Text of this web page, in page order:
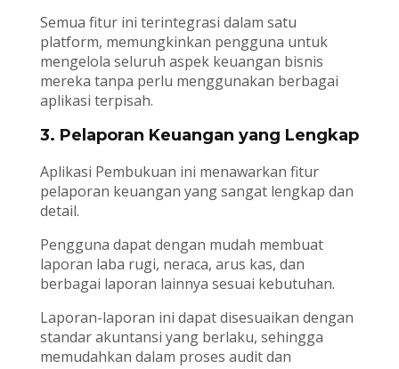
Semua fitur ini terintegrasi dalam satu
platform, memungkinkan pengguna untuk
mengelola seluruh aspek keuangan bisnis
mereka tanpa perlu menggunakan berbagai
aplikasi terpisah.
3. Pelaporan Keuangan yang Lengkap
Aplikasi Pembukuan ini menawarkan fitur
pelaporan keuangan yang sangat lengkap dan
detail.
Pengguna dapat dengan mudah membuat
laporan laba rugi, neraca, arus kas, dan
berbagai laporan lainnya sesuai kebutuhan.
Laporan-laporan ini dapat disesuaikan dengan
standar akuntansi yang berlaku, sehingga
memudahkan dalam proses audit dan